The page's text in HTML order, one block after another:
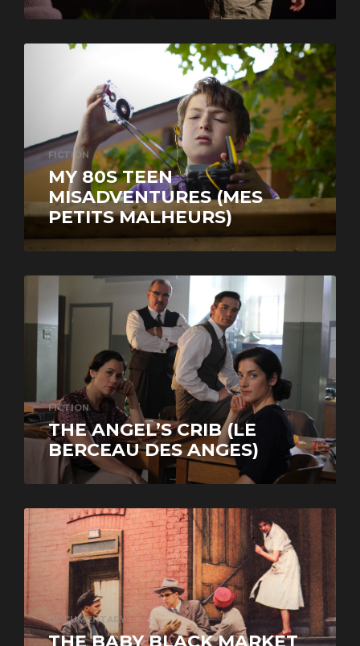
FICTION
MY 80S TEEN
MISADVENTURES (MES
PETITS MALHEURS)
FICTION
THE ANGEL’S CRIB (LE
BERCEAU DES ANGES)
DOCUMENTARY
THE BABY BLACK MARKET